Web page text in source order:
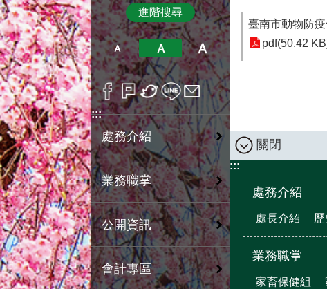
進階搜尋
:::
處務介紹
業務職掌
公開資訊
會計專區
臺南市動物防
pdf(50.42
關閉
:::
處務介紹
處長介紹
業務職掌
家畜保健組